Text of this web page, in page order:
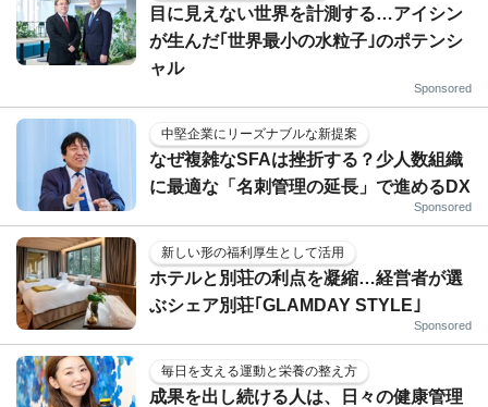
目に見えない世界を計測する…アイシン
が生んだ｢世界最小の水粒子｣のポテンシ
ャル
Sponsored
中堅企業にリーズナブルな新提案
なぜ複雑なSFAは挫折する？少人数組織
に最適な「名刺管理の延長」で進めるDX
Sponsored
新しい形の福利厚生として活用
ホテルと別荘の利点を凝縮…経営者が選
ぶシェア別荘｢GLAMDAY STYLE｣
Sponsored
毎日を支える運動と栄養の整え方
成果を出し続ける人は、日々の健康管理